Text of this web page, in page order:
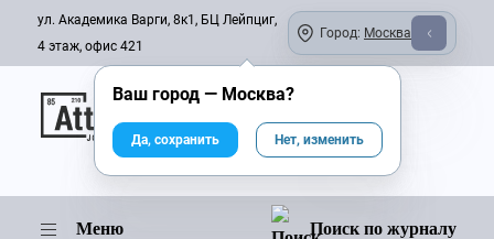
ул. Академика Варги, 8к1, БЦ Лейпциг,
4 этаж, офис 421
Город: Москва
Онлайн-журнал
Меню Поиск по журналу
Ваш город — Москва?
Да, сохранить Нет, изменить